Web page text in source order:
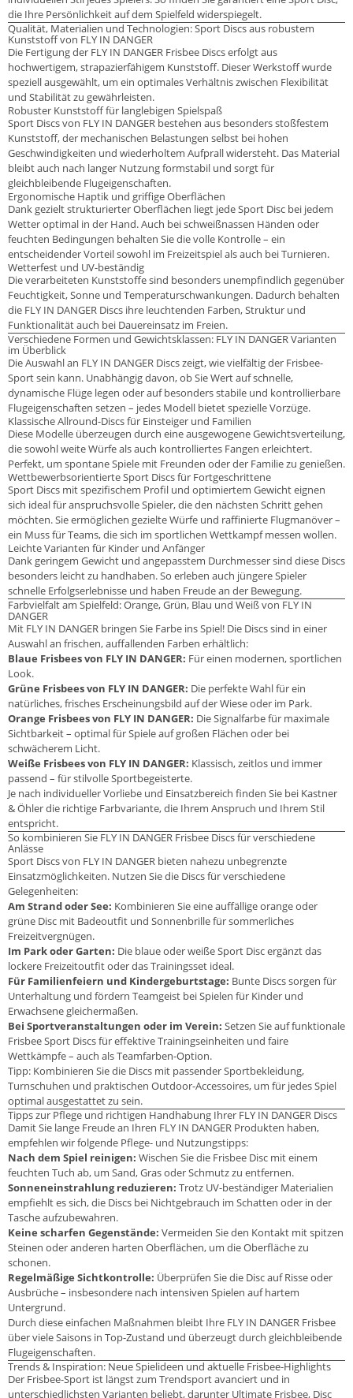
die Ihre Persönlichkeit auf dem Spielfeld widerspiegelt.
Qualität, Materialien und Technologien: Sport Discs aus robustem
Kunststoff von FLY IN DANGER
Die Fertigung der FLY IN DANGER Frisbee Discs erfolgt aus
hochwertigem, strapazierfähigem Kunststoff. Dieser Werkstoff wurde
speziell ausgewählt, um ein optimales Verhältnis zwischen Flexibilität
und Stabilität zu gewährleisten.
Robuster Kunststoff für langlebigen Spielspaß
Sport Discs von FLY IN DANGER bestehen aus besonders stoßfestem
Kunststoff, der mechanischen Belastungen selbst bei hohen
Geschwindigkeiten und wiederholtem Aufprall widersteht. Das Material
bleibt auch nach langer Nutzung formstabil und sorgt für
gleichbleibende Flugeigenschaften.
Ergonomische Haptik und griffige Oberflächen
Dank gezielt strukturierter Oberflächen liegt jede Sport Disc bei jedem
Wetter optimal in der Hand. Auch bei schweißnassen Händen oder
feuchten Bedingungen behalten Sie die volle Kontrolle – ein
entscheidender Vorteil sowohl im Freizeitspiel als auch bei Turnieren.
Wetterfest und UV-beständig
Die verarbeiteten Kunststoffe sind besonders unempfindlich gegenüber
Feuchtigkeit, Sonne und Temperaturschwankungen. Dadurch behalten
die FLY IN DANGER Discs ihre leuchtenden Farben, Struktur und
Funktionalität auch bei Dauereinsatz im Freien.
Verschiedene Formen und Gewichtsklassen: FLY IN DANGER Varianten
im Überblick
Die Auswahl an FLY IN DANGER Discs zeigt, wie vielfältig der Frisbee-
Sport sein kann. Unabhängig davon, ob Sie Wert auf schnelle,
dynamische Flüge legen oder auf besonders stabile und kontrollierbare
Flugeigenschaften setzen – jedes Modell bietet spezielle Vorzüge.
Klassische Allround-Discs für Einsteiger und Familien
Diese Modelle überzeugen durch eine ausgewogene Gewichtsverteilung,
die sowohl weite Würfe als auch kontrolliertes Fangen erleichtert.
Perfekt, um spontane Spiele mit Freunden oder der Familie zu genießen.
Wettbewerbsorientierte Sport Discs für Fortgeschrittene
Sport Discs mit spezifischem Profil und optimiertem Gewicht eignen
sich ideal für anspruchsvolle Spieler, die den nächsten Schritt gehen
möchten. Sie ermöglichen gezielte Würfe und raffinierte Flugmanöver –
ein Muss für Teams, die sich im sportlichen Wettkampf messen wollen.
Leichte Varianten für Kinder und Anfänger
Dank geringem Gewicht und angepasstem Durchmesser sind diese Discs
besonders leicht zu handhaben. So erleben auch jüngere Spieler
schnelle Erfolgserlebnisse und haben Freude an der Bewegung.
Farbvielfalt am Spielfeld: Orange, Grün, Blau und Weiß von FLY IN
DANGER
Mit FLY IN DANGER bringen Sie Farbe ins Spiel! Die Discs sind in einer
Auswahl an frischen, auffallenden Farben erhältlich:
Blaue Frisbees von FLY IN DANGER: Für einen modernen, sportlichen
Look.
Grüne Frisbees von FLY IN DANGER: Die perfekte Wahl für ein
natürliches, frisches Erscheinungsbild auf der Wiese oder im Park.
Orange Frisbees von FLY IN DANGER: Die Signalfarbe für maximale
Sichtbarkeit – optimal für Spiele auf großen Flächen oder bei
schwächerem Licht.
Weiße Frisbees von FLY IN DANGER: Klassisch, zeitlos und immer
passend – für stilvolle Sportbegeisterte.
Je nach individueller Vorliebe und Einsatzbereich finden Sie bei Kastner
& Öhler die richtige Farbvariante, die Ihrem Anspruch und Ihrem Stil
entspricht.
So kombinieren Sie FLY IN DANGER Frisbee Discs für verschiedene
Anlässe
Sport Discs von FLY IN DANGER bieten nahezu unbegrenzte
Einsatzmöglichkeiten. Nutzen Sie die Discs für verschiedene
Gelegenheiten:
Am Strand oder See: Kombinieren Sie eine auffällige orange oder
grüne Disc mit Badeoutfit und Sonnenbrille für sommerliches
Freizeitvergnügen.
Im Park oder Garten: Die blaue oder weiße Sport Disc ergänzt das
lockere Freizeitoutfit oder das Trainingsset ideal.
Für Familienfeiern und Kindergeburtstage: Bunte Discs sorgen für
Unterhaltung und fördern Teamgeist bei Spielen für Kinder und
Erwachsene gleichermaßen.
Bei Sportveranstaltungen oder im Verein: Setzen Sie auf funktionale
Frisbee Sport Discs für effektive Trainingseinheiten und faire
Wettkämpfe – auch als Teamfarben-Option.
Tipp: Kombinieren Sie die Discs mit passender Sportbekleidung,
Turnschuhen und praktischen Outdoor-Accessoires, um für jedes Spiel
optimal ausgestattet zu sein.
Tipps zur Pflege und richtigen Handhabung Ihrer FLY IN DANGER Discs
Damit Sie lange Freude an Ihren FLY IN DANGER Produkten haben,
empfehlen wir folgende Pflege- und Nutzungstipps:
Nach dem Spiel reinigen: Wischen Sie die Frisbee Disc mit einem
feuchten Tuch ab, um Sand, Gras oder Schmutz zu entfernen.
Sonneneinstrahlung reduzieren: Trotz UV-beständiger Materialien
empfiehlt es sich, die Discs bei Nichtgebrauch im Schatten oder in der
Tasche aufzubewahren.
Keine scharfen Gegenstände: Vermeiden Sie den Kontakt mit spitzen
Steinen oder anderen harten Oberflächen, um die Oberfläche zu
schonen.
Regelmäßige Sichtkontrolle: Überprüfen Sie die Disc auf Risse oder
Ausbrüche – insbesondere nach intensiven Spielen auf hartem
Untergrund.
Durch diese einfachen Maßnahmen bleibt Ihre FLY IN DANGER Frisbee
über viele Saisons in Top-Zustand und überzeugt durch gleichbleibende
Flugeigenschaften.
Trends & Inspiration: Neue Spielideen und aktuelle Frisbee-Highlights
Der Frisbee-Sport ist längst zum Trendsport avanciert und in
unterschiedlichsten Varianten beliebt, darunter Ultimate Frisbee, Disc